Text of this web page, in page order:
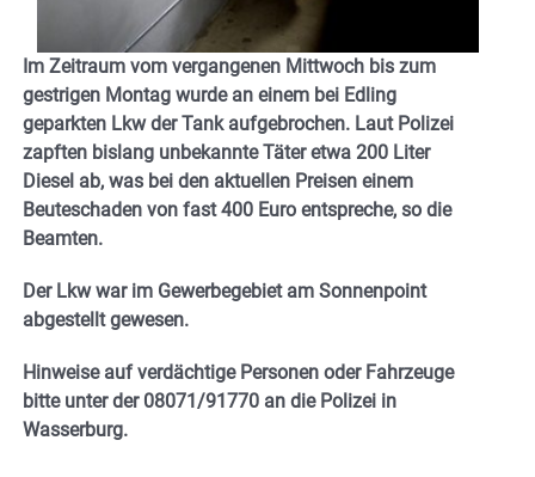
Im Zeitraum vom vergangenen Mittwoch bis zum
gestrigen Montag wurde an einem bei Edling
geparkten Lkw der Tank aufgebrochen. Laut Polizei
zapften bislang unbekannte Täter etwa 200 Liter
Diesel ab, was bei den aktuellen Preisen einem
Beuteschaden von fast 400 Euro entspreche, so die
Beamten.
Der Lkw war im Gewerbegebiet am Sonnenpoint
abgestellt gewesen.
Hinweise auf verdächtige Personen oder Fahrzeuge
bitte unter der 08071/91770 an die Polizei in
Wasserburg.